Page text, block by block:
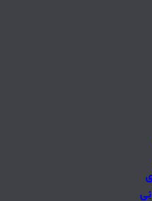
او به یک موفقیت بزرگ تبدیل می
یک کارگردان درخشان در حال
After graduating from high